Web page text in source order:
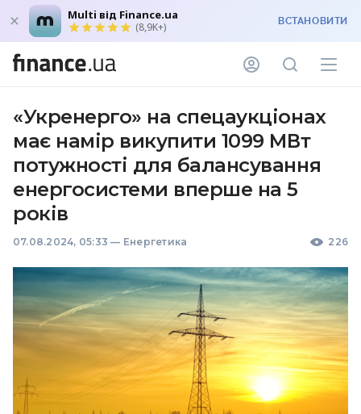
Multi від Finance.ua
(8,9K+) ВСТАНОВИТИ
«Укренерго» на спецаукціонах
має намір викупити 1099 МВт
потужності для балансування
енергосистеми вперше на 5
років
07.08.2024, 05:33 — Енергетика 226